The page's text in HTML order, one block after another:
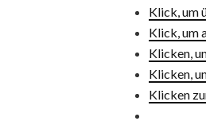
Klick, um
Klick, um
Klicken,
Klicken,
Klicken